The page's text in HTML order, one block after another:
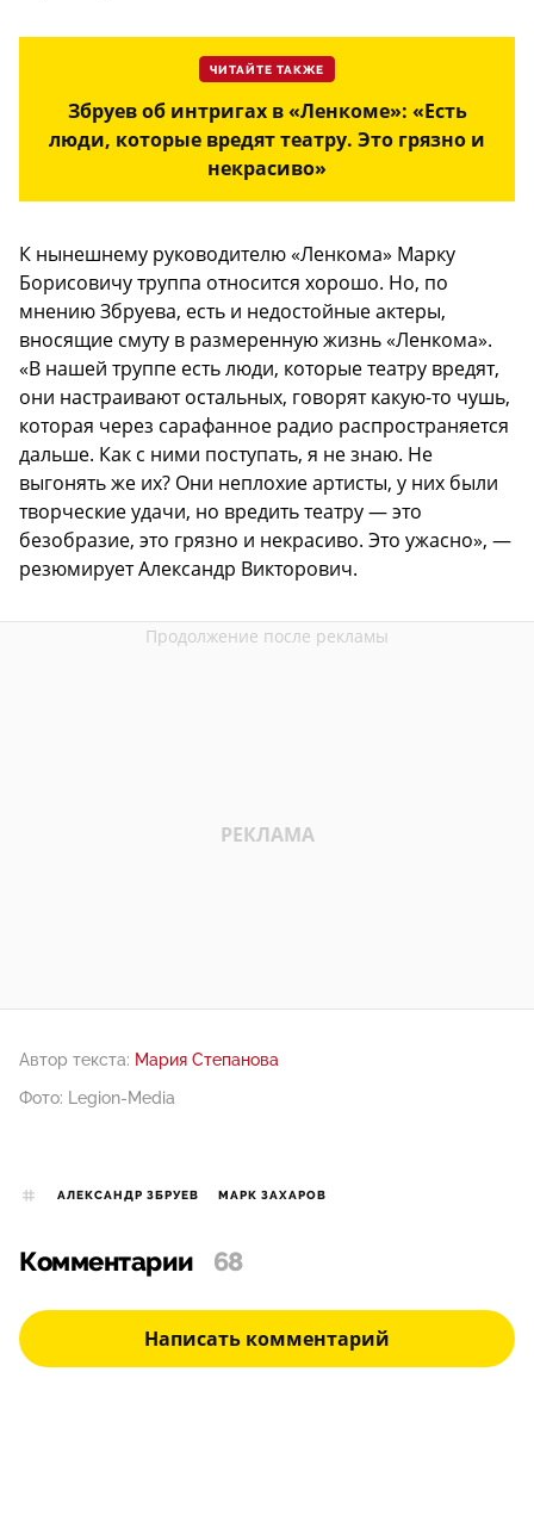
ЧИТАЙТЕ ТАКЖЕ
Збруев об интригах в «Ленкоме»: «Есть
люди, которые вредят театру. Это грязно и
некрасиво»
К нынешнему руководителю «Ленкома» Марку
Борисовичу труппа относится хорошо. Но, по
мнению Збруева, есть и недостойные актеры,
вносящие смуту в размеренную жизнь «Ленкома».
«В нашей труппе есть люди, которые театру вредят,
они настраивают остальных, говорят какую-то чушь,
которая через сарафанное радио распространяется
дальше. Как с ними поступать, я не знаю. Не
выгонять же их? Они неплохие артисты, у них были
творческие удачи, но вредить театру — это
безобразие, это грязно и некрасиво. Это ужасно», —
резюмирует Александр Викторович.
Автор текста: Мария Степанова
Фото: Legion-Media
АЛЕКСАНДР ЗБРУЕВ МАРК ЗАХАРОВ
Комментарии 68
Написать комментарий